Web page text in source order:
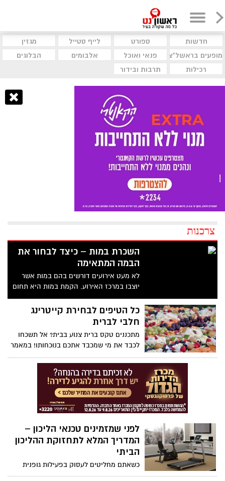
חדשות ספורט לייף סטייל
מגזין
מופעים בראשל"צ
פנאי ואוכל אלבומים
הבלוגים
רכילות
תרבות ובידור
צרכנות
השכרת במות – כיצד לבחור את
הבמה המתאימה
לא מעט אירועים דורשים בהם במות אשר
יוצבו במרכז האירוע. הקמת במות היא תחום
אשר שייך למקצוענים בלבד.
כל הטיפים לבחירת קייטרינג
חלבי לברית
מתכננים טקס ברית צנוע בבית? אל תשכחו
לכבד את מי שמכבד אתכם בנוכחותו! במאמר
זה תקבלו את כל הטיפים הנחוצים לכם
לבחירת קייטרינג חלבי לברית.
לפני שמזמינים טכנאי הליכון –
המדריך המלא לתחזוקת ההליכון
הביתי
כשאתם מחליטים לעסוק בפעילות גופנית
סדירה, הליכון ביתי יכול להיות החבר הכי טוב